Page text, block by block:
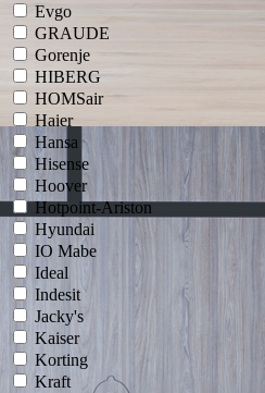
Evgo
GRAUDE
Gorenje
HIBERG
HOMSair
Haier
Hansa
Hisense
Hoover
Hotpoint-Ariston
Hyundai
IO Mabe
Ideal
Indesit
Jacky's
Kaiser
Korting
Kraft